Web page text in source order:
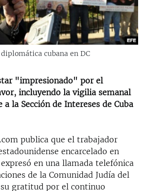
A UCRANIA
cubana en DC
"impresionado" por el
incluyendo la vigilia semanal
la Sección de Intereses de Cuba
publica que el trabajador
encarcelado en
en una llamada telefónica
de la Comunidad Judía del
gratitud por el continuo